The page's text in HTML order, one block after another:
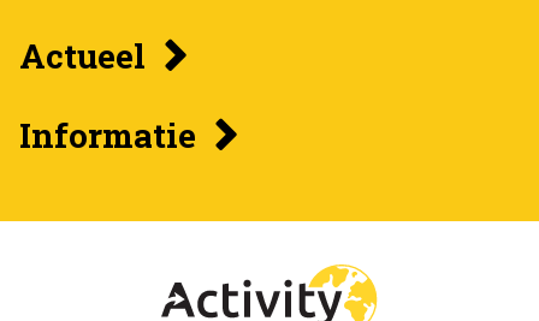
Actueel
Informatie